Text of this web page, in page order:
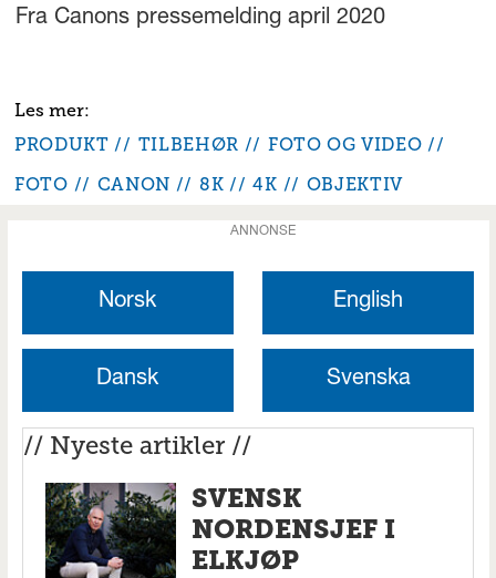
Fra Canons pressemelding april 2020
PRODUKT TILBEHØR
FOTO OG VIDEO
FOTO
CANON 8K 4K OBJEKTIV
ANNONSE
Norsk English
Dansk Svenska
// Nyeste artikler //
SVENSK
NORDENSJEF I
ELKJØP